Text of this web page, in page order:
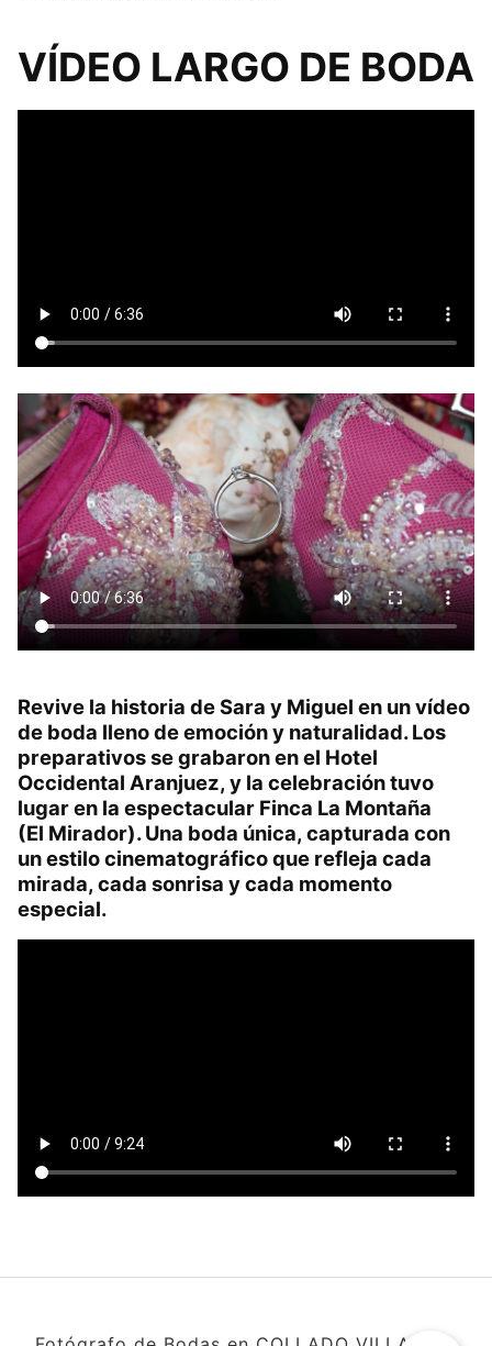
VÍDEO LARGO DE BODA
Revive la historia de Sara y Miguel en un vídeo
de boda lleno de emoción y naturalidad. Los
preparativos se grabaron en el Hotel
Occidental Aranjuez, y la celebración tuvo
lugar en la espectacular Finca La Montaña
(El Mirador). Una boda única, capturada con
un estilo cinematográfico que refleja cada
mirada, cada sonrisa y cada momento
especial.